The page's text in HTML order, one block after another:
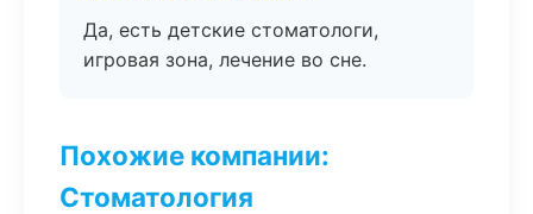
Да, есть детские стоматологи,
игровая зона, лечение во сне.
Похожие компании:
Стоматология